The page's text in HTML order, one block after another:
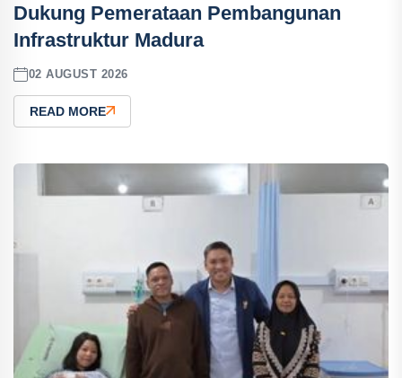
Dukung Pemerataan Pembangunan
Infrastruktur Madura
02 AUGUST 2026
READ MORE